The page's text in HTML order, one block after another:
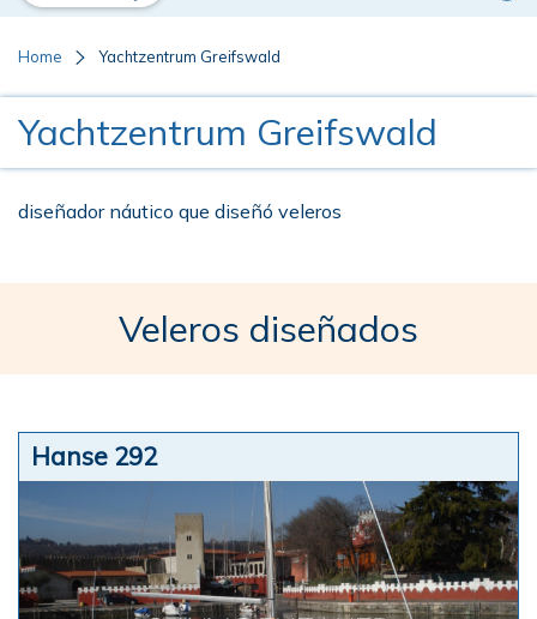
Home Yachtzentrum Greifswald
Yachtzentrum Greifswald
diseñador náutico que diseñó veleros
Veleros diseñados
Hanse 292